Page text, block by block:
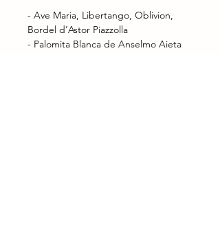
- Ave Maria, Libertango, Oblivion,
Bordel d’Astor Piazzolla
- Palomita Blanca de Anselmo Aieta